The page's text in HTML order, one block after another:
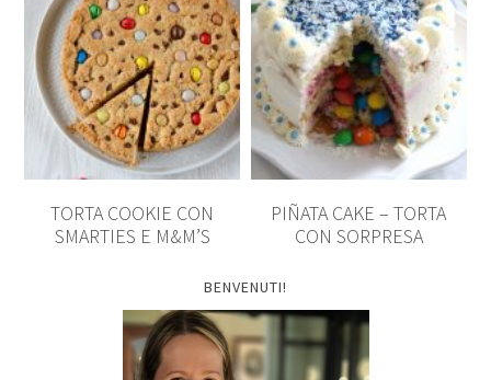
TORTA COOKIE CON
SMARTIES E M&M’S
PIÑATA CAKE – TORTA
CON SORPRESA
BENVENUTI!